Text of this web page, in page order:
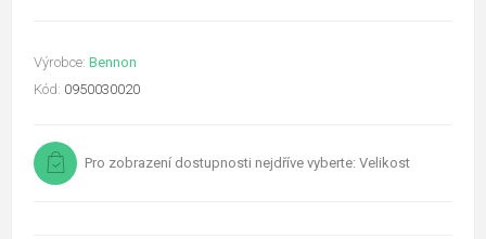
Výrobce: Bennon
Kód: 0950030020
Pro zobrazení dostupnosti nejdříve vyberte: Velikost